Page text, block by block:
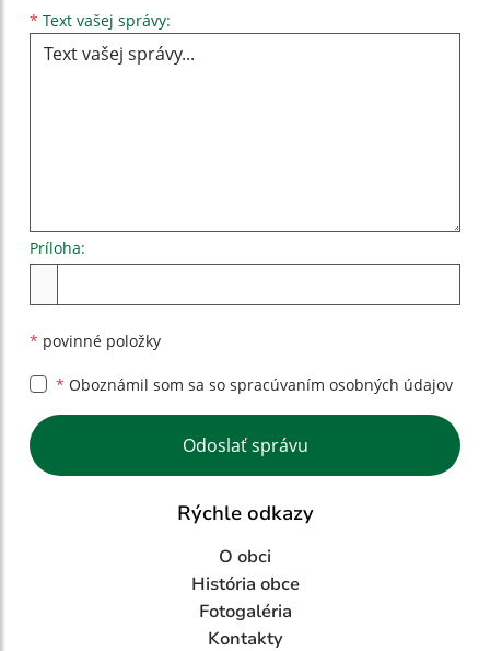
* Text vašej správy:
Príloha:
* povinné položky
* Oboznámil som sa so spracúvaním osobných údajov
Google reCaptcha Response
Odoslať správu
Rýchle odkazy
O obci
História obce
Fotogaléria
Kontakty